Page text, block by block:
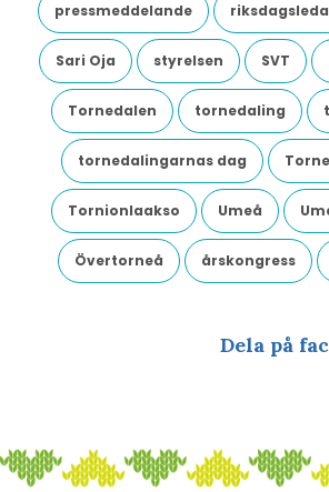
pressmeddelande
Sari Oja styrelsen SVT
Tornedalen tornedaling
tornedalingarnas dag
Tornionlaakso Umeå
Övertorneå årskongress
Dela på